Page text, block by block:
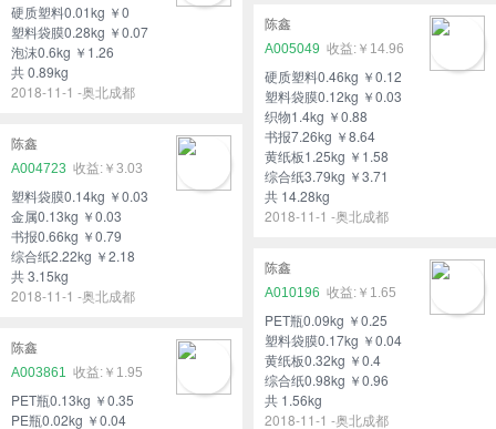
硬质塑料0.01kg ￥0
塑料袋膜0.28kg ￥0.07
泡沫0.6kg ￥1.26
共 0.89kg
2018-11-1 -奥北成都
陈鑫
A005049
￥14.96
硬质塑料0.46kg ￥0.12
塑料袋膜0.12kg ￥0.03
织物1.4kg ￥0.88
书报7.26kg ￥8.64
黄纸板1.25kg ￥1.58
综合纸3.79kg ￥3.71
共 14.28kg
2018-11-1 -奥北成都
陈鑫
A004723
￥3.03
塑料袋膜0.14kg ￥0.03
金属0.13kg ￥0.03
书报0.66kg ￥0.79
综合纸2.22kg ￥2.18
共 3.15kg
2018-11-1 -奥北成都
陈鑫
A010196
￥1.65
PET瓶0.09kg ￥0.25
塑料袋膜0.17kg ￥0.04
黄纸板0.32kg ￥0.4
综合纸0.98kg ￥0.96
共 1.56kg
2018-11-1 -奥北成都
陈鑫
A003861
￥1.95
PET瓶0.13kg ￥0.35
PE瓶0.02kg ￥0.04